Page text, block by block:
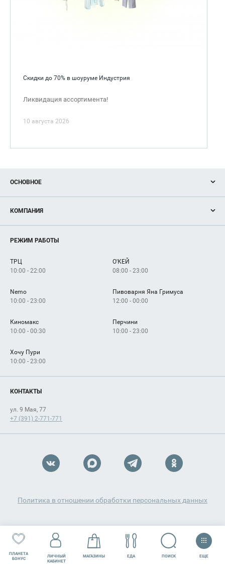
ПЛАНЕТА
БОНУС
ЛИЧНЫЙ
КАБИНЕТ
МАГАЗИНЫ ЕДА РАЗВЛЕЧЕНИЯ СЕРВИСЫ
ПОИСК ЕЩЕ
Скидки до 70% в шоуруме Индустрия
Ликвидация ассортимента!
10 августа 2026
ОСНОВНОЕ
Новости
Магазины
Услуги
КОМПАНИЯ
Рекламодателям
Как добраться
РЕЖИМ РАБОТЫ
ТРЦ
10:00 - 22:00
О'КЕЙ
08:00 - 23:00
Nemo
10:00 - 23:00
Пивоварня Яна Гримуса
12:00 - 00:00
Киномакс
10:00 - 00:30
Перчини
10:00 - 23:00
Хочу Пури
10:00 - 23:00
КОНТАКТЫ
ул. 9 Мая, 77
+7 (391) 2-771-771
Политика в отношении обработки персональных данных